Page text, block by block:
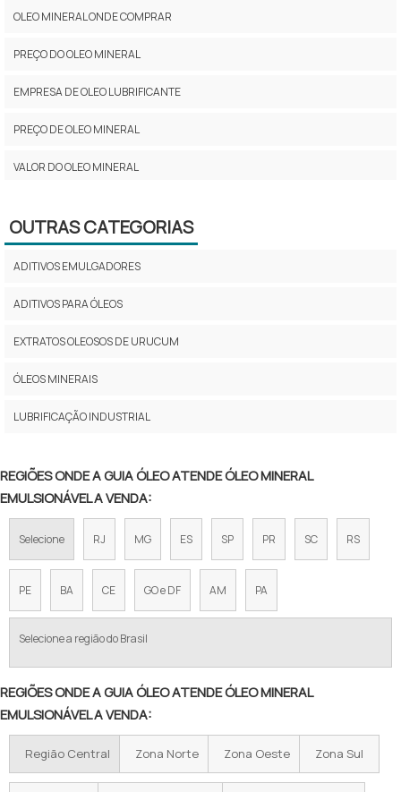
OLEO MINERAL ONDE COMPRAR
PREÇO DO OLEO MINERAL
EMPRESA DE OLEO LUBRIFICANTE
PREÇO DE OLEO MINERAL
VALOR DO OLEO MINERAL
ONDE ENCONTRAR OLEO MINERAL
COMPRAR OLEO MINERAL
OLEO DE MINERAL
ÓLEO MINERAL EMULSIONÁVEL ONDE COMPRAR
COTAÇÃO ÓLEO MINERAL EMULSIONÁVEL
EMPRESA DE ÓLEO MINERAL EMULSIONÁVEL
FÁBRICA DE ÓLEO MINERAL EMULSIONÁVEL
FABRICANTE DE ÓLEO MINERAL EMULSIONÁVEL
OUTRAS CATEGORIAS
ADITIVOS EMULGADORES
ADITIVOS PARA ÓLEOS
EXTRATOS OLEOSOS DE URUCUM
ÓLEOS MINERAIS
LUBRIFICAÇÃO INDUSTRIAL
REGIÕES ONDE A GUIA ÓLEO ATENDE ÓLEO MINERAL
EMULSIONÁVEL A VENDA:
Selecione RJ MG ES SP PR SC RS
PE BA CE GO e DF AM PA
Selecione a região do Brasil
REGIÕES ONDE A GUIA ÓLEO ATENDE ÓLEO MINERAL
EMULSIONÁVEL A VENDA:
Região Central Zona Norte Zona Oeste Zona Sul